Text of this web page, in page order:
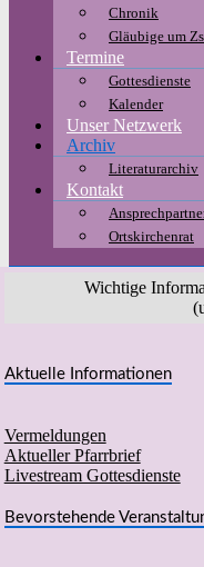
Chronik
Gläubige um
Termine
Gottesdienste
Kalender
Unser Netzwerk
Archiv
Literaturarchiv
Kontakt
Ortskirchenrat
Wichtige
Aktuelle Informationen
Vermeldungen
Aktueller Pfarrbrief
Livestream Gottesdienste
Bevorstehende